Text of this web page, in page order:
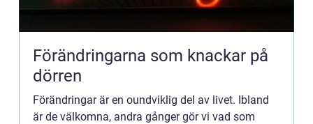
Förändringarna som knackar på
dörren
Förändringar är en oundviklig del av livet. Ibland
är de välkomna, andra gånger gör vi vad som